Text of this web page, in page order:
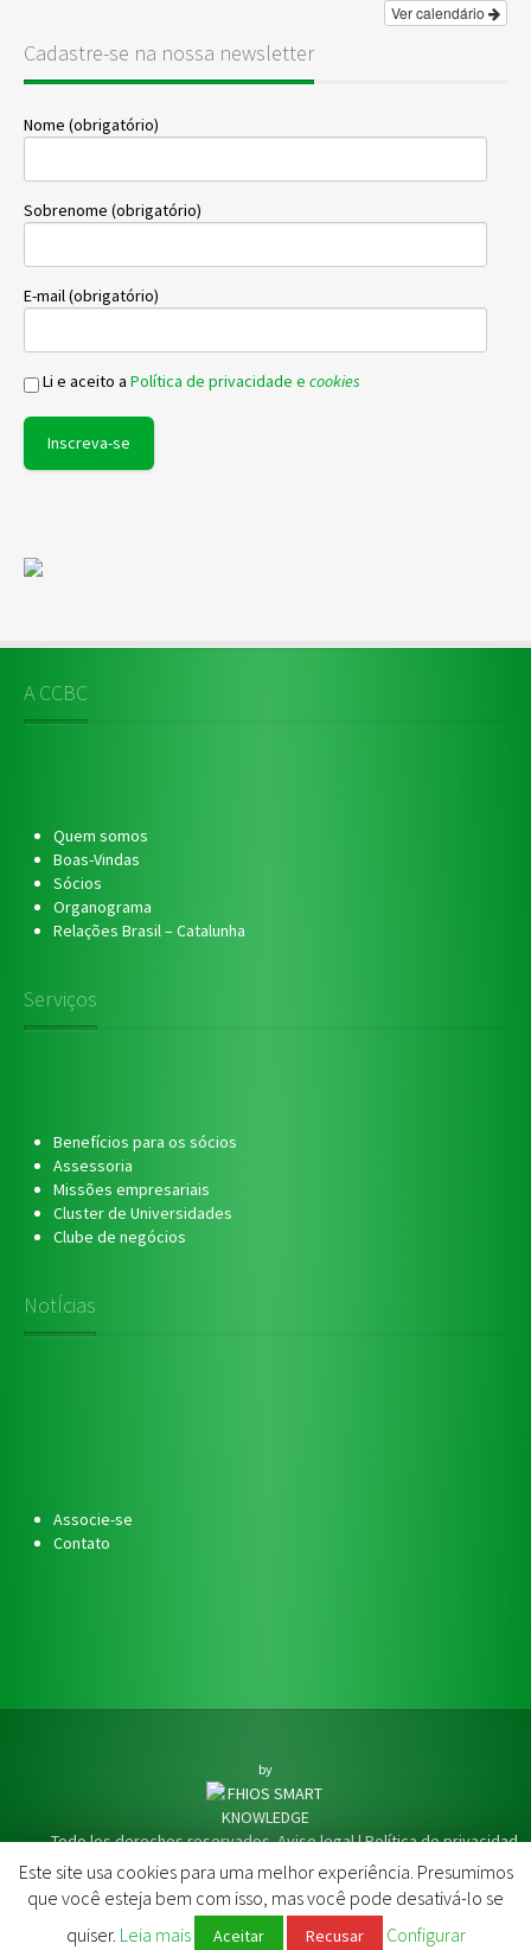
Ver calendário
Cadastre-se na nossa newsletter
Nome (obrigatório)
Sobrenome (obrigatório)
E-mail (obrigatório)
Li e aceito a Política de privacidade e cookies
A CCBC
Quem somos
Boas-Vindas
Sócios
Organograma
Relações Brasil – Catalunha
Serviços
Benefícios para os sócios
Assessoria
Missões empresariais
Cluster de Universidades
Clube de negócios
NotÍcias
Associe-se
Contato
by
Todo los derechos reservados.Aviso legal|Política de privacidad
Este site usa cookies para uma melhor experiência. Presumimos
que você esteja bem com isso, mas você pode desativá-lo se
quiser. Leia mais Aceitar Recusar Configurar